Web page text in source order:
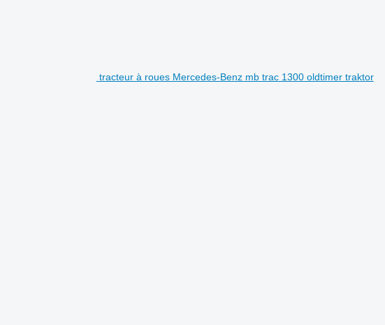
tracteur à roues Mercedes-Benz mb trac 1300 oldtimer traktor